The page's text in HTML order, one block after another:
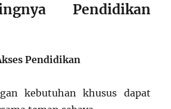
Pendidikan
Pendidikan
kebutuhan khusus dapat